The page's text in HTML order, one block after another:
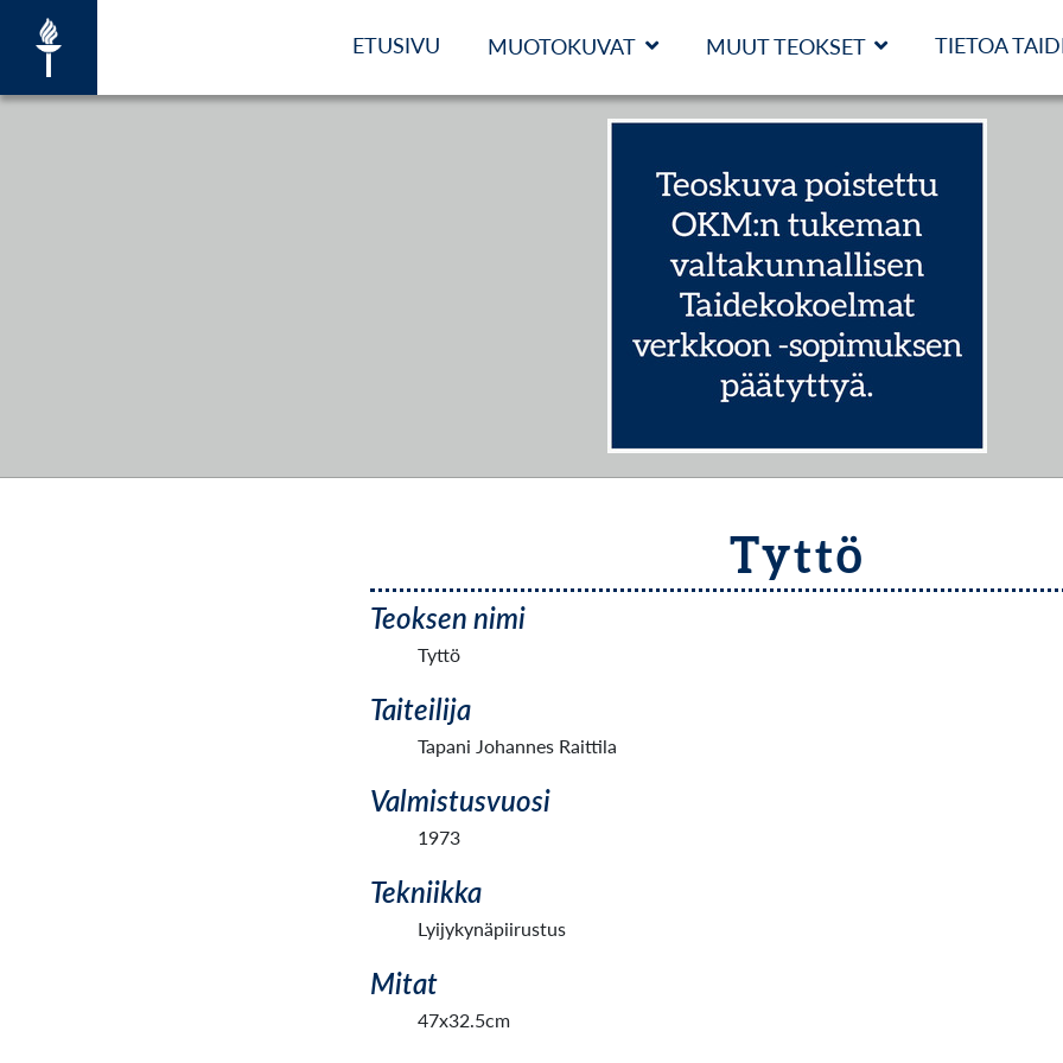
ETUSIVU MUOTOKUVAT MUUT TEOKSET TIETOA
Tyttö
Teoksen nimi
Tyttö
Taiteilija
Tapani Johannes Raittila
Valmistusvuosi
1973
Tekniikka
Lyijykynäpiirustus
Mitat
47x32.5cm